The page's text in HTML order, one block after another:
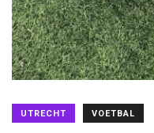
UTRECHT VOETBAL